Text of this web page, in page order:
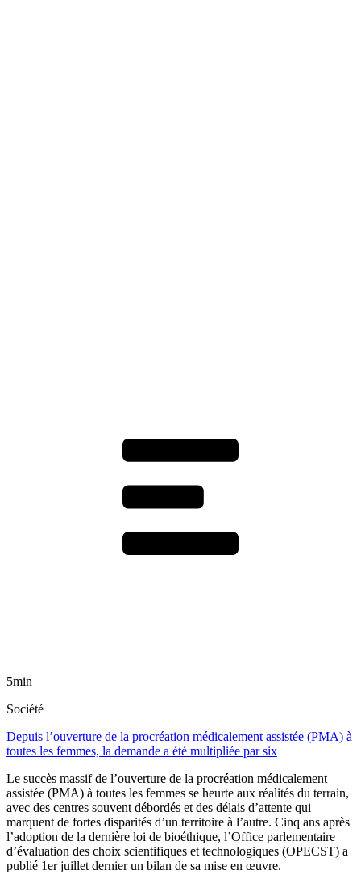
5min
Société
Depuis l’ouverture de la procréation médicalement assistée (PMA) à
toutes les femmes, la demande a été multipliée par six
Le succès massif de l’ouverture de la procréation médicalement
assistée (PMA) à toutes les femmes se heurte aux réalités du terrain,
avec des centres souvent débordés et des délais d’attente qui
marquent de fortes disparités d’un territoire à l’autre. Cinq ans après
l’adoption de la dernière loi de bioéthique, l’Office parlementaire
d’évaluation des choix scientifiques et technologiques (OPECST) a
publié 1er juillet dernier un bilan de sa mise en œuvre.